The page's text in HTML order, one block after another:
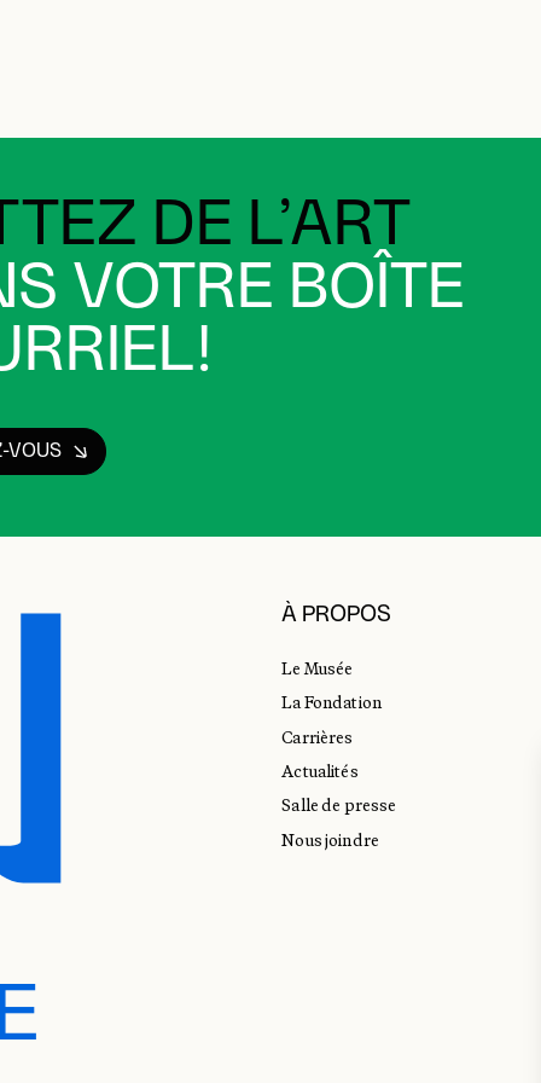
DE L’ART
VOTRE BOÎTE
VOUS
À PROPOS
Le Musée
La Fondation
Carrières
Actualités
Salle de presse
Nous joindre